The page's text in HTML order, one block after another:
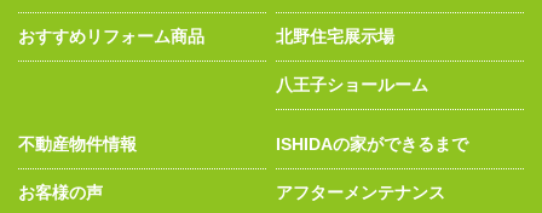
おすすめリフォーム商品 北野住宅展示場
八王子ショールーム
不動産物件情報
お客様の声
ISHIDAの家ができるまで
アフターメンテナンス